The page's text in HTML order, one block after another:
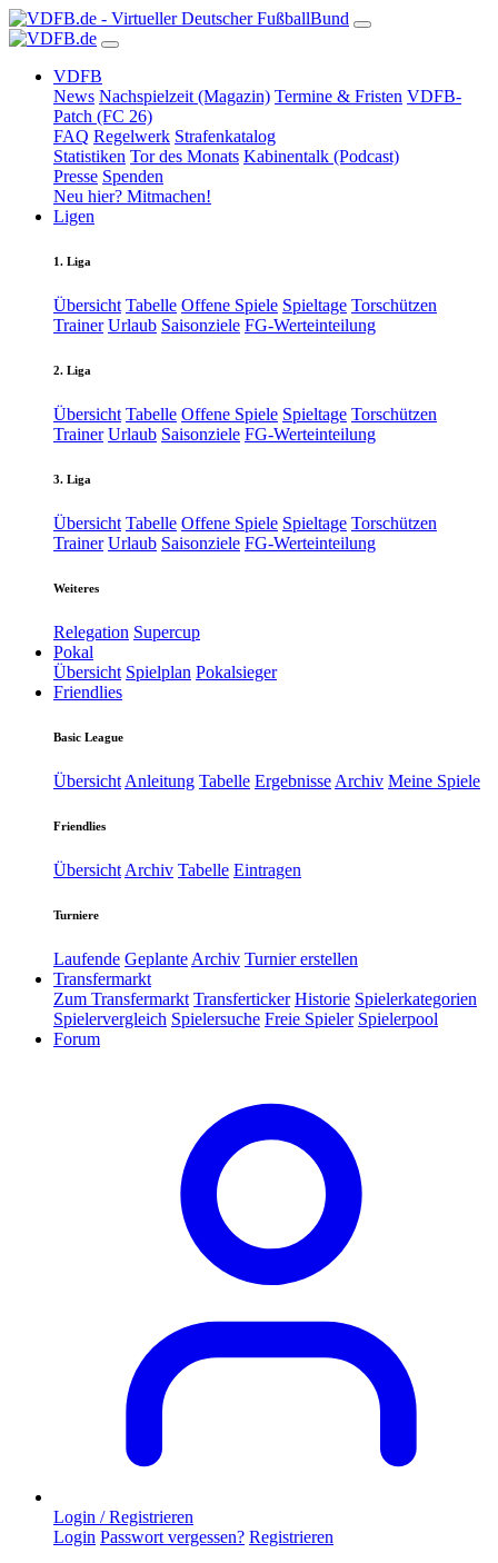
VDFB
News Nachspielzeit (Magazin) Termine & Fristen VDFB-
Patch (FC 26)
FAQ Regelwerk Strafenkatalog
Statistiken Tor des Monats Kabinentalk (Podcast)
Presse Spenden
Neu hier? Mitmachen!
Ligen
1. Liga
Übersicht Tabelle Offene Spiele Spieltage Torschützen
Trainer Urlaub Saisonziele FG-Werteinteilung
2. Liga
Übersicht Tabelle Offene Spiele Spieltage Torschützen
Trainer Urlaub Saisonziele FG-Werteinteilung
3. Liga
Übersicht Tabelle Offene Spiele Spieltage Torschützen
Trainer Urlaub Saisonziele FG-Werteinteilung
Weiteres
Relegation Supercup
Pokal
Übersicht Spielplan Pokalsieger
Friendlies
Basic League
Übersicht Anleitung Tabelle Ergebnisse Archiv Meine Spiele
Friendlies
Übersicht Archiv Tabelle Eintragen
Turniere
Laufende Geplante Archiv Turnier erstellen
Transfermarkt
Zum Transfermarkt Transferticker Historie Spielerkategorien
Spielervergleich Spielersuche Freie Spieler Spielerpool
Forum
Login / Registrieren
Login Passwort vergessen? Registrieren